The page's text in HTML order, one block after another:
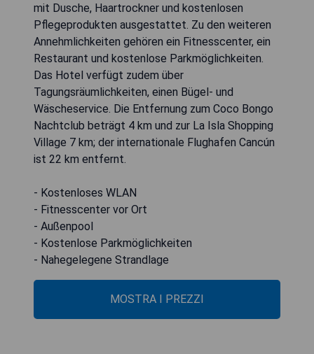
mit Dusche, Haartrockner und kostenlosen
Pflegeprodukten ausgestattet. Zu den weiteren
Annehmlichkeiten gehören ein Fitnesscenter, ein
Restaurant und kostenlose Parkmöglichkeiten.
Das Hotel verfügt zudem über
Tagungsräumlichkeiten, einen Bügel- und
Wäscheservice. Die Entfernung zum Coco Bongo
Nachtclub beträgt 4 km und zur La Isla Shopping
Village 7 km; der internationale Flughafen Cancún
ist 22 km entfernt.
- Kostenloses WLAN
- Fitnesscenter vor Ort
- Außenpool
- Kostenlose Parkmöglichkeiten
- Nahegelegene Strandlage
MOSTRA I PREZZI